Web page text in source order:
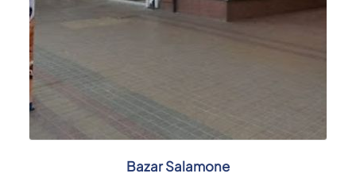
Bazar Salamone